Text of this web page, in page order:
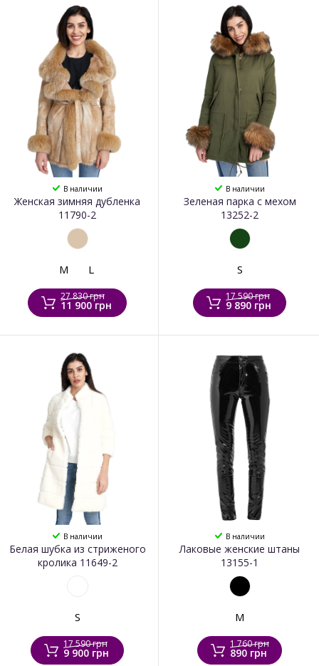
В наличии
Женская зимняя дубленка
11790-2
M L
27 830 грн
11 900 грн
В наличии
Зеленая парка с мехом
13252-2
S
17 590 грн
9 890 грн
В наличии
Белая шубка из стриженого
кролика 11649-2
S
17 590 грн
9 900 грн
В наличии
Лаковые женские штаны
13155-1
M
1 760 грн
890 грн